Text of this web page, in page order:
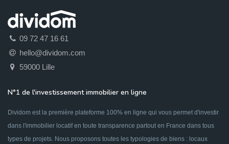
09 72 47 16 61
hello@dividom.com
59000 Lille
N°1 de l'investissement immobilier en ligne
Dividom est la première plateforme 100% en ligne qui vous permet d'investir
dans l'immobilier locatif en toute transparence partout en France dans tous
types de projets. Nous proposons toutes les typologies de biens : locaux